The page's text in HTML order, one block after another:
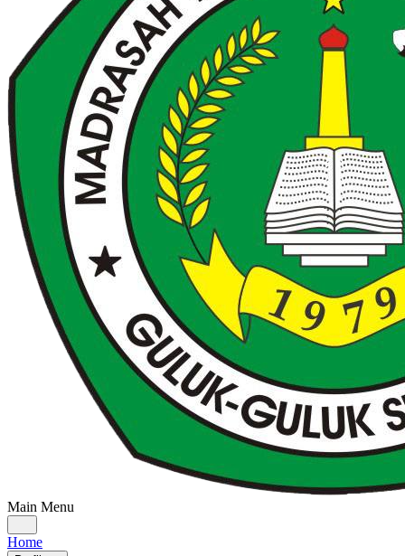
Main Menu
Home